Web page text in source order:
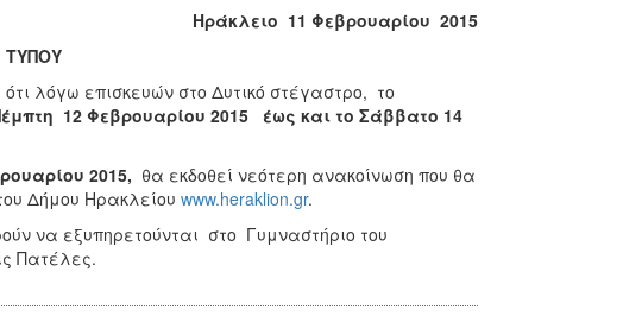
Ηράκλειο 11 Φεβρουαρίου 2015
ΤΥΠΟΥ
λόγω επισκευών στο Δυτικό στέγαστρο, το
12 Φεβρουαρίου 2015 έως και το Σάββατο 14
2015, θα εκδοθεί νεότερη ανακοίνωση που θα
Δήμου Ηρακλείου www.heraklion.gr.
να εξυπηρετούνται στο Γυμναστήριο του
Πατέλες.